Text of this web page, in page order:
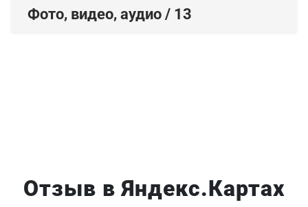
Фото, видео, аудио / 13
Отзыв в Яндекс.Картах